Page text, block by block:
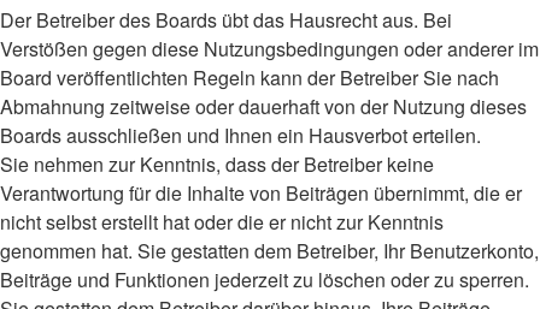
Der Betreiber des Boards übt das Hausrecht aus. Bei
Verstößen gegen diese Nutzungsbedingungen oder anderer im
Board veröffentlichten Regeln kann der Betreiber Sie nach
Abmahnung zeitweise oder dauerhaft von der Nutzung dieses
Boards ausschließen und Ihnen ein Hausverbot erteilen.
Sie nehmen zur Kenntnis, dass der Betreiber keine
Verantwortung für die Inhalte von Beiträgen übernimmt, die er
nicht selbst erstellt hat oder die er nicht zur Kenntnis
genommen hat. Sie gestatten dem Betreiber, Ihr Benutzerkonto,
Beiträge und Funktionen jederzeit zu löschen oder zu sperren.